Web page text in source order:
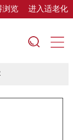
浏览 进入适老化